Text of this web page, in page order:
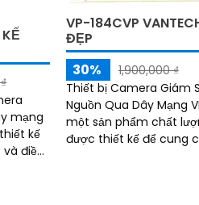
mạng
và điều
VP-184CVP
ĐẸP
30%
1,900,000 ₫
Thiết bị Camera Giám
Nguồn Qua Dây Mạng
một sản phẩm chất
được thiết kế để cung